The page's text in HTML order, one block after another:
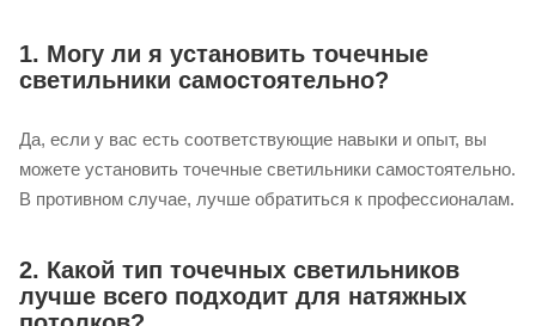
1. Могу ли я установить точечные
светильники самостоятельно?
Да, если у вас есть соответствующие навыки и опыт, вы
можете установить точечные светильники самостоятельно.
В противном случае, лучше обратиться к профессионалам.
2. Какой тип точечных светильников
лучше всего подходит для натяжных